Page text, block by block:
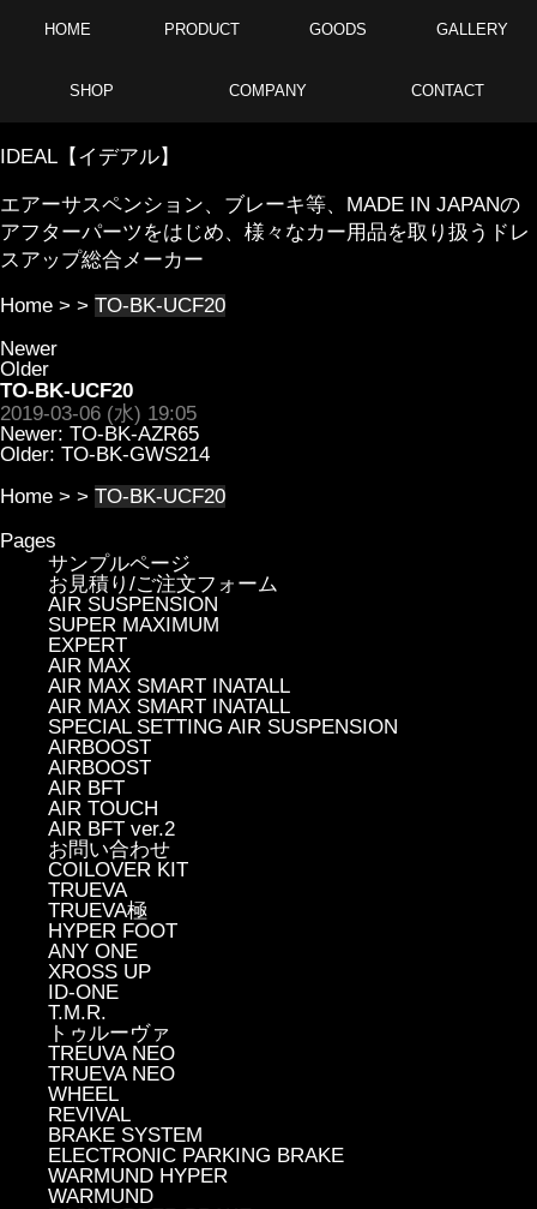
HOME PRODUCT GOODS GALLERY
SHOP COMPANY CONTACT
IDEAL【イデアル】
エアーサスペンション、ブレーキ等、MADE IN JAPANの
アフターパーツをはじめ、様々なカー用品を取り扱うドレ
スアップ総合メーカー
Home > > TO-BK-UCF20
Newer
Older
TO-BK-UCF20
2019-03-06 (水) 19:05
Newer: TO-BK-AZR65
Older: TO-BK-GWS214
Home > > TO-BK-UCF20
Pages
サンプルページ
お見積り/ご注文フォーム
AIR SUSPENSION
SUPER MAXIMUM
EXPERT
AIR MAX
AIR MAX SMART INATALL
AIR MAX SMART INATALL
SPECIAL SETTING AIR SUSPENSION
AIRBOOST
AIRBOOST
AIR BFT
AIR TOUCH
AIR BFT ver.2
お問い合わせ
COILOVER KIT
TRUEVA
TRUEVA極
HYPER FOOT
ANY ONE
XROSS UP
ID-ONE
T.M.R.
トゥルーヴァ
TREUVA NEO
TRUEVA NEO
WHEEL
REVIVAL
BRAKE SYSTEM
ELECTRONIC PARKING BRAKE
WARMUND HYPER
WARMUND